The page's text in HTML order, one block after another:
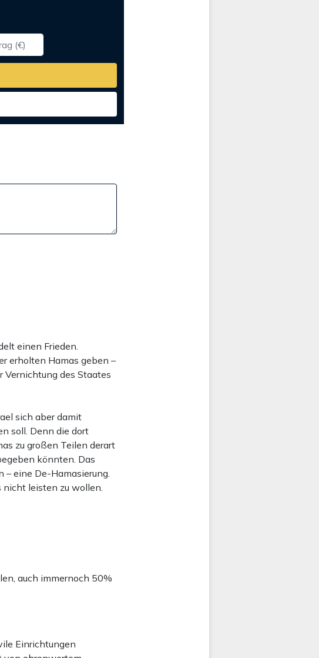
einen Frieden.
erholten Hamas geben –
Vernichtung des Staates
sich aber damit
soll. Denn die dort
zu großen Teilen derart
könnten. Das
– eine De-Hamasierung.
nicht leisten zu wollen.
auch immernoch 50%
Einrichtungen